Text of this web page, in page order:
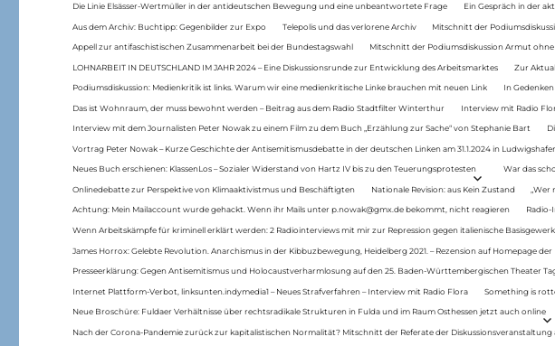
Die Linie Elsässer-Wertmüller in der antideutschen Bewegung und eine unbeantwortete Frage Ein Gespräch in der
Aus dem Archiv: Buchtipp: Gegenbilder zur Expo Telepolis und das verlorene Archiv Mitschnitt der
Appell zur antifaschistischen Zusammenarbeit bei der Bundestagswahl Mitschnitt der Podiumsdiskussion Armut ohne
LOHNARBEIT IN DEUTSCHLAND IM JAHR 2024 – Eine Diskussionsrunde zur Entwicklung des Arbeitsmarktes Zur
Podiumsdiskussion: Medienkritik ist links. Warum wir eine medienkritische Linke brauchen mit neuen Link In
Das ist Wohnraum, der muss bewohnt werden – Beitrag aus dem Radio Stadtfilter Winterthur Interview mit Radio
Interview mit dem Journalisten Peter Nowak zu einem Film zu dem Buch „Erzählung zur Sache“ von Stephanie Bart
Vortrag Peter Nowak – Kurze Geschichte der Antisemitismusdebatte in der deutschen Linken am 31.1.2024 in
Neues Buch erschienen: KlassenLos – Sozialer Widerstand von Hartz IV bis zu den Teuerungsprotesten War das
Onlinedebatte zur Perspektive von Klimaaktivistmus und Beschäftigten Nationale Revision: aus Kein Zustand
Achtung: Mein Mailaccount wurde gehackt. Wenn ihr Mails unter p.nowak@gmx.de bekommt, nicht reagieren Radio-
Wenn Arbeitskämpfe für kriminell erklärt werden: 2 Radiointerviews mit mir zur Repression gegen italienische
James Horrox: Gelebte Revolution. Anarchismus in der Kibbuzbewegung, Heidelberg 2021. – Rezension auf Homepage
Presseerklärung: Gegen Antisemitismus und Holocaustverharmlosung auf den 25. Baden-Württembergischen Theater
Internet Plattform-Verbot, linksunten.indymedia1 – Neues Strafverfahren – Interview mit Radio Flora Something is
Neue Broschüre: Fuldaer Verhältnisse über rechtsradikale Strukturen in Fulda und im Raum Osthessen jetzt auch online
Nach der Corona-Pandemie zurück zur kapitalistischen Normalität? Mitschnitt der Referate der Diskussionsveranstaltung